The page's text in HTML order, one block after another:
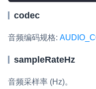
实现智能硬件和微信小
Status Page
集中展示声网主要产品
codec
音频编码规格:
sampleRateHz
音频采样率 (Hz)。